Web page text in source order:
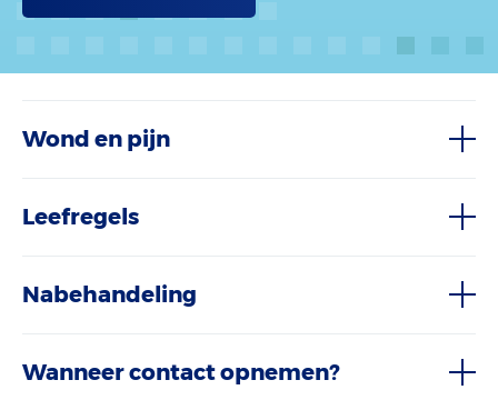
Wond en pijn
Leefregels
Nabehandeling
Wanneer contact opnemen?